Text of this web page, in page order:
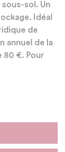
sol. Un
Idéal
de
annuel de la
80 €. Pour